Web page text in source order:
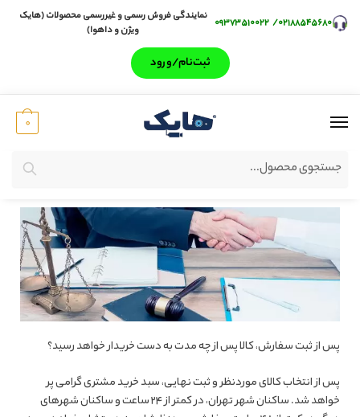
۰۲۱۸۸۵۴۵۶۸۰/ ۰۹۳۷۳۵۱۰۰۲۲
نمایندگی فروش رسمی و غیررسمی محصولات (هایک
ویژن و داهوا)
ثبت‌‌نام/ورود
جستجو
0
پس از ثبت سفارش، کالا پس از چه مدت به دست خریدار خواهد رسید؟
پس از انتخاب کالای موردنظر و ثبت نهایی، سبد خرید مشتری گرامی پر
خواهد شد. ساکنان شهر تهران، در کمتر از ۲۴ ساعت و ساکنان شهرهای